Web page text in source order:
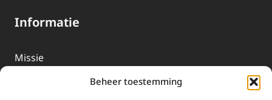
Beheer toestemming
Informatie
Missie